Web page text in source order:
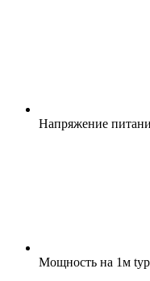
Напряжение
Мощность на 1м